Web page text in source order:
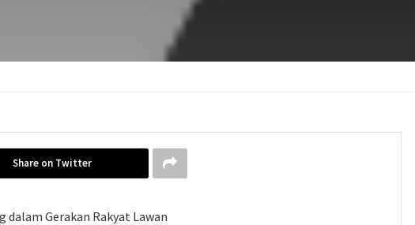
Share on Twitter
Gerakan Rakyat Lawan